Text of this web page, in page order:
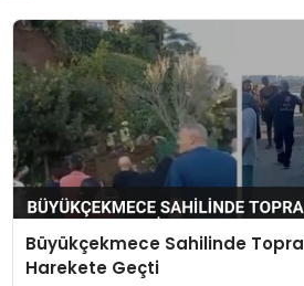
Büyükçekmece Sahilinde
Harekete Geçti